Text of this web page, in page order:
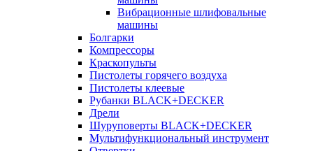
Вибрационные шлифовальные
машины
Болгарки
Компрессоры
Краскопульты
Пистолеты горячего воздуха
Пистолеты клеевые
Рубанки BLACK+DECKER
Дрели
Шуруповерты BLACK+DECKER
Мультифункциональный инструмент